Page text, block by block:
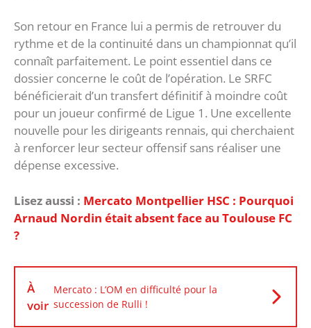
Son retour en France lui a permis de retrouver du
rythme et de la continuité dans un championnat qu’il
connaît parfaitement. Le point essentiel dans ce
dossier concerne le coût de l’opération. Le SRFC
bénéficierait d’un transfert définitif à moindre coût
pour un joueur confirmé de Ligue 1. Une excellente
nouvelle pour les dirigeants rennais, qui cherchaient
à renforcer leur secteur offensif sans réaliser une
dépense excessive.
Lisez aussi : Mercato Montpellier HSC : Pourquoi
Arnaud Nordin était absent face au Toulouse FC
?
À
voir
Mercato : L’OM en difficulté pour la
succession de Rulli !